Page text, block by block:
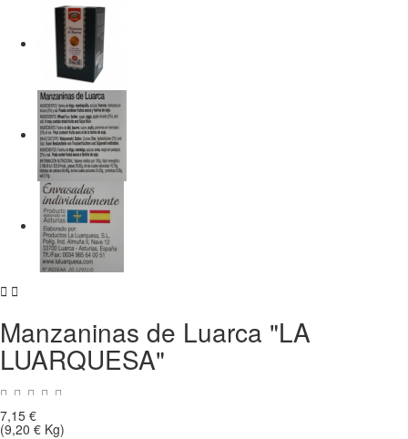
 
Manzaninas de Luarca "LA
LUARQUESA"
7,15 €
(9,20 € Kg)